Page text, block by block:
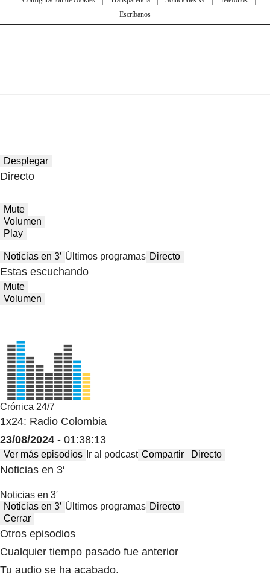
Escríbanos
Desplegar
Directo
Mute
Volumen
Play
Noticias en 3′ Últimos programas Directo
Estas escuchando
Mute
Volumen
Crónica 24/7
1x24: Radio Colombia
23/08/2024 - 01:38:13
Ver más episodios Ir al podcast Compartir Directo
Noticias en 3′
Noticias en 3′
Noticias en 3′ Últimos programas Directo
Cerrar
Otros episodios
Cualquier tiempo pasado fue anterior
Tu audio se ha acabado.